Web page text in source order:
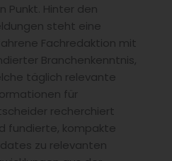
Punkt. Hinter den
steht eine
Fachredaktion mit
Branchenkenntnis,
täglich relevante
für
recherchiert
fundierte, kompakte
zu relevanten